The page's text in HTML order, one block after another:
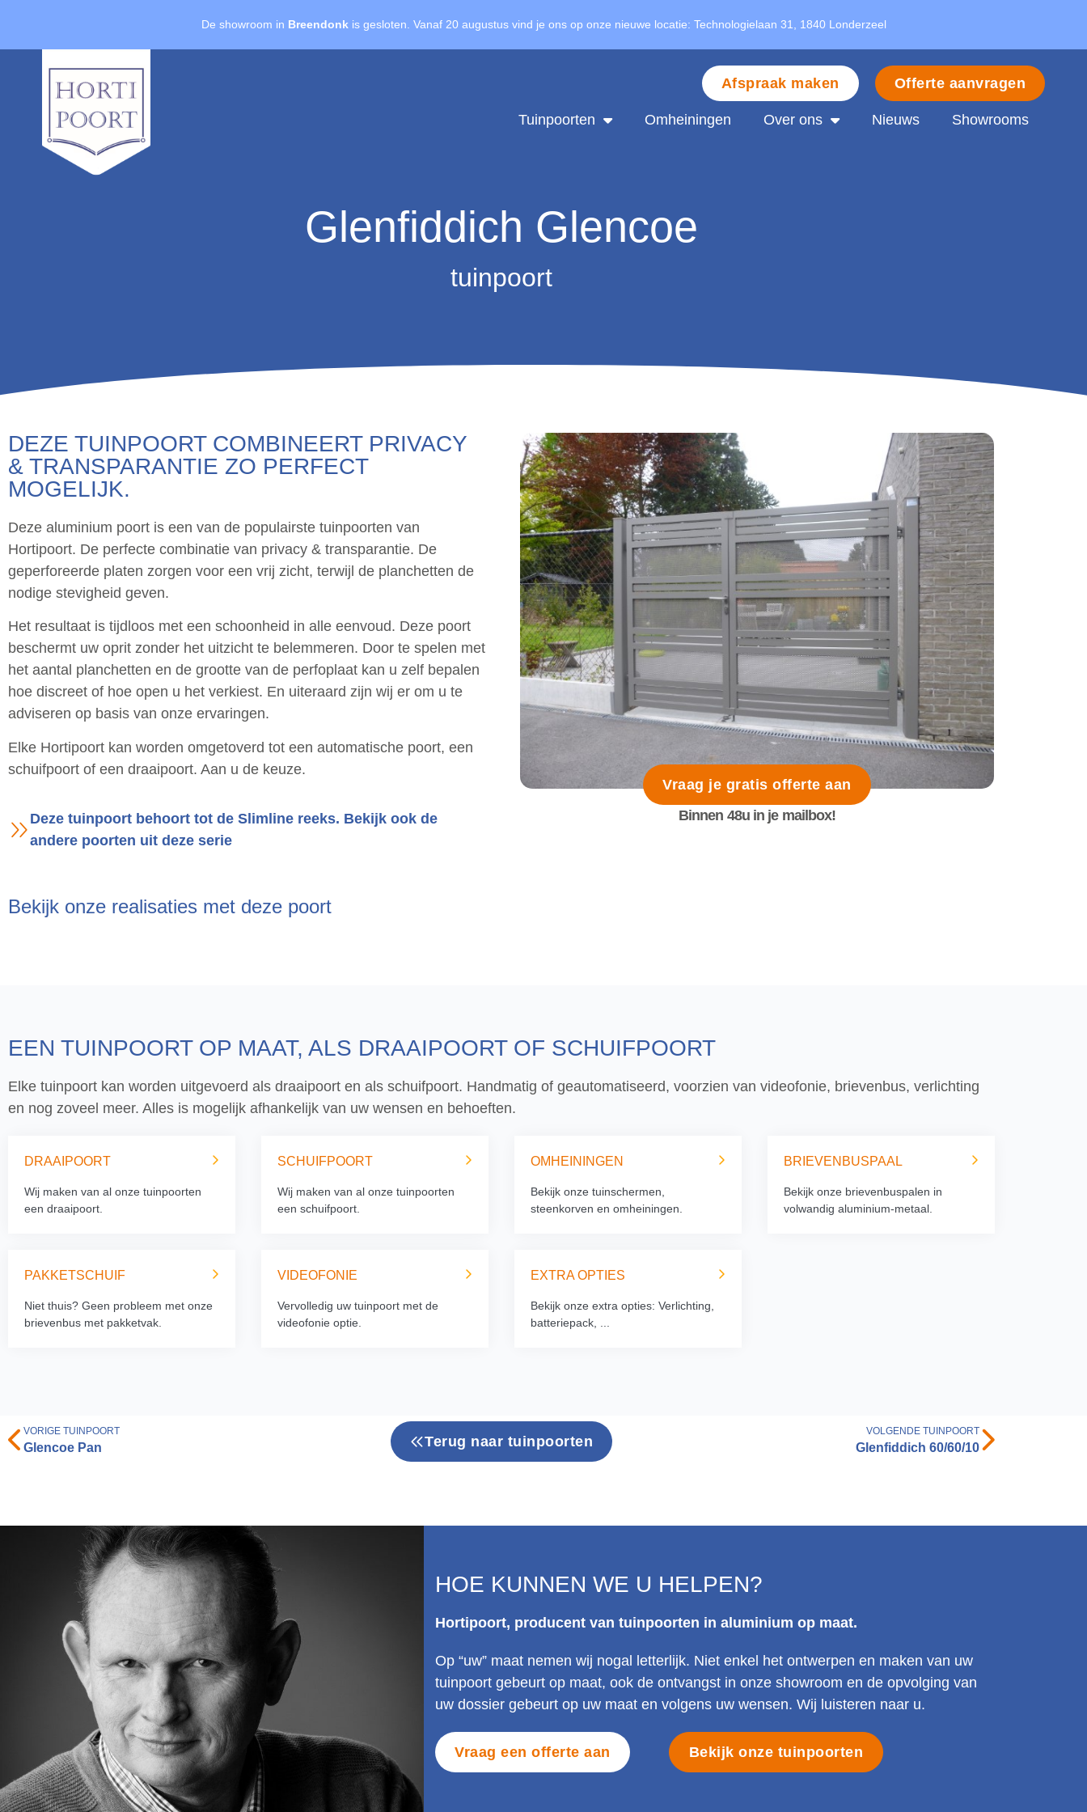
De showroom in Breendonkis gesloten. Vanaf 20 augustus vind je ons op onze nieuwe locatie: Technologielaan 31, 1840 Londerzeel
Afspraak maken Offerte aanvragen
Tuinpoorten Omheiningen Over ons Nieuws Showrooms
Glenfiddich Glencoe
tuinpoort
DEZE TUINPOORT COMBINEERT PRIVACY
& TRANSPARANTIE ZO PERFECT
MOGELIJK.
Deze aluminium poort is een van de populairste tuinpoorten van
Hortipoort. De perfecte combinatie van privacy & transparantie. De
geperforeerde platen zorgen voor een vrij zicht, terwijl de planchetten de
nodige stevigheid geven.
Het resultaat is tijdloos met een schoonheid in alle eenvoud. Deze poort
beschermt uw oprit zonder het uitzicht te belemmeren. Door te spelen met
het aantal planchetten en de grootte van de perfoplaat kan u zelf bepalen
hoe discreet of hoe open u het verkiest. En uiteraard zijn wij er om u te
adviseren op basis van onze ervaringen.
Elke Hortipoort kan worden omgetoverd tot een automatische poort, een
schuifpoort of een draaipoort. Aan u de keuze.
Deze tuinpoort behoort tot de Slimline reeks. Bekijk ook de
andere poorten uit deze serie
Vraag je gratis offerte aan
Binnen 48u in je mailbox!
Bekijk onze realisaties met deze poort
EEN TUINPOORT OP MAAT, ALS DRAAIPOORT OF SCHUIFPOORT
Elke tuinpoort kan worden uitgevoerd als draaipoort en als schuifpoort. Handmatig of geautomatiseerd, voorzien van videofonie, brievenbus, verlichting
en nog zoveel meer. Alles is mogelijk afhankelijk van uw wensen en behoeften.
DRAAIPOORT
Wij maken van al onze tuinpoorten
een draaipoort.
SCHUIFPOORT
Wij maken van al onze tuinpoorten
een schuifpoort.
OMHEININGEN
Bekijk onze tuinschermen,
steenkorven en omheiningen.
BRIEVENBUSPAAL
Bekijk onze brievenbuspalen in
volwandig aluminium-metaal.
PAKKETSCHUIF
Niet thuis? Geen probleem met onze
brievenbus met pakketvak.
VIDEOFONIE
Vervolledig uw tuinpoort met de
videofonie optie.
EXTRA OPTIES
Bekijk onze extra opties: Verlichting,
batteriepack, ...
VORIGE TUINPOORT
Glencoe Pan
VOLGENDE TUINPOORT
Glenfiddich 60/60/10
Terug naar tuinpoorten
HOE KUNNEN WE U HELPEN?
Hortipoort, producent van tuinpoorten in aluminium op maat.
Op “uw” maat nemen wij nogal letterlijk. Niet enkel het ontwerpen en maken van uw
tuinpoort gebeurt op maat, ook de ontvangst in onze showroom en de opvolging van
uw dossier gebeurt op uw maat en volgens uw wensen. Wij luisteren naar u.
Vraag een offerte aan Bekijk onze tuinpoorten